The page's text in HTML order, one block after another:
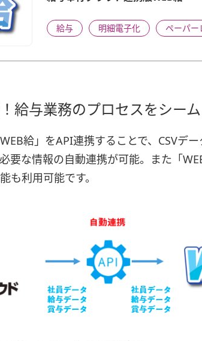
給与 明細電子化 ペーパー
給与業務のプロセスをシーム
給」をAPI連携することで、CSVデ
要な情報の自動連携が可能。また「
も利用可能です。